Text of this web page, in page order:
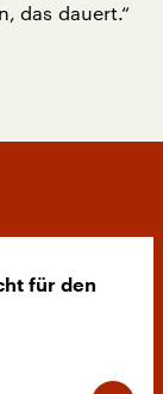
das dauert.“
für den